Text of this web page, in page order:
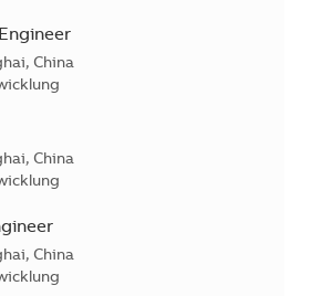
China
China
China